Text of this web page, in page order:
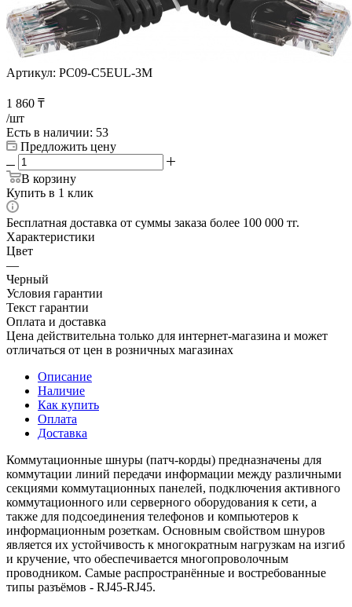
Артикул: PC09-C5EUL-3M
1 860 ₸
/шт
Есть в наличии: 53
Предложить цену
В корзину
Купить в 1 клик
Бесплатная доставка от суммы заказа более 100 000 тг.
Характеристики
Цвет
—
Черный
Условия гарантии
Текст гарантии
Оплата и доставка
Цена действительна только для интернет-магазина и может
отличаться от цен в розничных магазинах
Описание
Наличие
Как купить
Оплата
Доставка
Коммутационные шнуры (патч-корды) предназначены для
коммутации линий передачи информации между различными
секциями коммутационных панелей, подключения активного
коммутационного или серверного оборудования к сети, а
также для подсоединения телефонов и компьютеров к
информационным розеткам. Основным свойством шнуров
является их устойчивость к многократным нагрузкам на изгиб
и кручение, что обеспечивается многопроволочным
проводником. Самые распространённые и востребованные
типы разъёмов - RJ45-RJ45.